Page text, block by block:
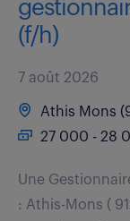
(f/h)
7 août 2026
Athis Mons
27 000 - 28
Une
: Athis-Mons (